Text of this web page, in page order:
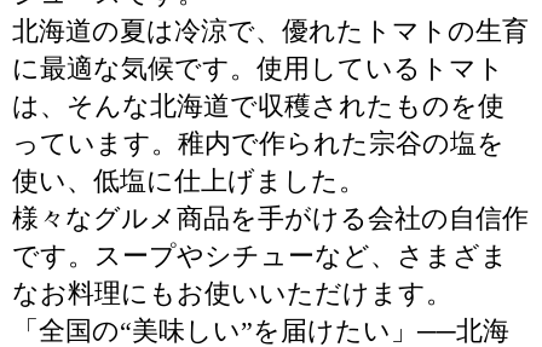
北海道の夏は冷涼で、優れたトマトの生育
に最適な気候です。使用しているトマト
は、そんな北海道で収穫されたものを使
っています。稚内で作られた宗谷の塩を
使い、低塩に仕上げました。
様々なグルメ商品を手がける会社の自信作
です。スープやシチューなど、さまざま
なお料理にもお使いいただけます。
「全国の“美味しい”を届けたい」──北海